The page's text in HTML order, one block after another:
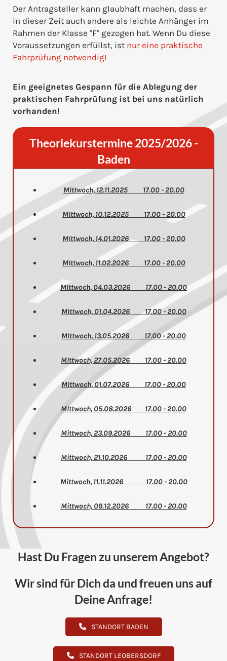
Der Antragsteller kann glaubhaft machen, dass er
in dieser Zeit auch andere als leichte Anhänger im
Rahmen der Klasse "F" gezogen hat. Wenn Du diese
Voraussetzungen erfüllst, ist nur eine praktische
Fahrprüfung notwendig!
Ein geeignetes Gespann für die Ablegung der
praktischen Fahrprüfung ist bei uns natürlich
vorhanden!
Theoriekurstermine 2025/2026 -
Baden
MIttwoch, 12.11.2025 17.00 - 20.00
MIttwoch, 10.12.2025 17.00 - 20.00
MIttwoch, 14.01.2026 17.00 - 20.00
MIttwoch, 11.02.2026 17.00 - 20.00
MIttwoch, 04.03.2026 17.00 - 20.00
MIttwoch, 01.04.2026 17.00 - 20.00
MIttwoch, 13.05.2026 17.00 - 20.00
MIttwoch, 27.05.2026 17.00 - 20.00
MIttwoch, 01.07.2026 17.00 - 20.00
MIttwoch, 05.08.2026 17.00 - 20.00
Mittwoch, 23.09.2026 17.00 - 20.00
Mittwoch, 21.10.2026 17.00 - 20.00
Mittwoch, 11.11.2026 17.00 - 20.00
Mittwoch, 09.12.2026 17.00 - 20.00
Hast Du Fragen zu unserem Angebot?
Wir sind für Dich da und freuen uns auf
Deine Anfrage!
STANDORT BADEN
STANDORT LEOBERSDORF